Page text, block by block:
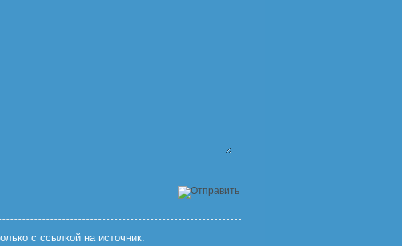
с ссылкой на источник.